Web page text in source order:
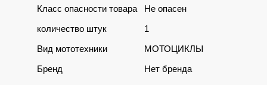
Класс опасности товара
Не опасен
количество штук
1
Вид мототехники
МОТОЦИКЛЫ
Бренд
Нет бренда